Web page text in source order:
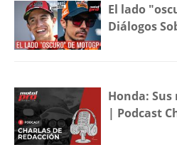
El lado
Diálogos
Honda:
| Podcast